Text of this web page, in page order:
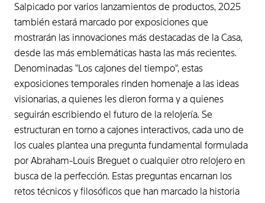
Salpicado por varios lanzamientos de productos, 2025
también estará marcado por exposiciones que
mostrarán las innovaciones más destacadas de la Casa,
desde las más emblemáticas hasta las más recientes.
Denominadas "Los cajones del tiempo", estas
exposiciones temporales rinden homenaje a las ideas
visionarias, a quienes les dieron forma y a quienes
seguirán escribiendo el futuro de la relojería. Se
estructuran en torno a cajones interactivos, cada uno de
los cuales plantea una pregunta fundamental formulada
por Abraham-Louis Breguet o cualquier otro relojero en
busca de la perfección. Estas preguntas encarnan los
retos técnicos y filosóficos que han marcado la historia